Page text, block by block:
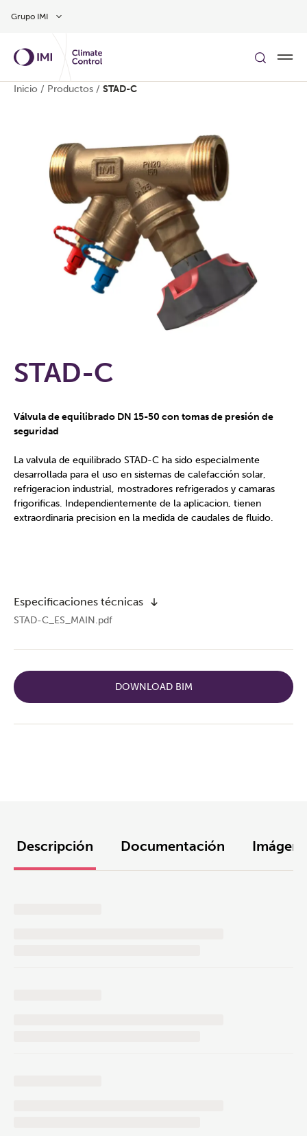
Grupo IMI
Inicio / Productos / STAD-C
STAD-C
Válvula de equilibrado DN 15-50 con tomas de presión de
seguridad
La valvula de equilibrado STAD-C ha sido especialmente
desarrollada para el uso en sistemas de calefacción solar,
refrigeracion industrial, mostradores refrigerados y camaras
frigorificas. Independientemente de la aplicacion, tienen
extraordinaria precision en la medida de caudales de fluido.
Especificaciones técnicas
STAD-C_ES_MAIN.pdf
DOWNLOAD BIM
Descripción Documentación